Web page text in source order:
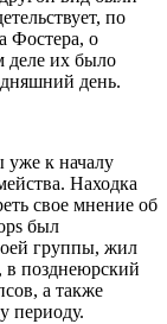
по
Фостера, о
деле их было
день.
уже к началу
Находка
свое мнение об
был
группы, жил
в позднеюрский
а также
периоду.